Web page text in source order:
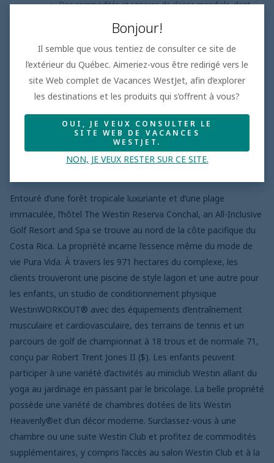
Des commodités et services de classe mondiale, dont
Inclusions de l'hôtel
Aperçu de la propriété Plans repas
Aperçu de la propriété
Entouré d’une forêt tropicale luxuriante et d’une plage
immaculée, l’hôtel The Westin Reserva Conchal, an All-Inclusive
Golf Resort and Spa se trouve au nord de la côte pacifique du
Costa Rica. La propriété incarne l’essence même du mode de
vie Pura Vida. À travers les 971 hectares du complexe, les
clients trouveront une piscine de style lagon et une autre pour
les enfants, un studio de conditionnement physique
WestinWORKOUT® avec des équipements d’entraînement
musculaire et cardiovasculaire, des terrains de tennis et un
parcours de golf de championnat à 18 trous et de normale 71,
conçu par Robert Trent Jones II ($). Les enfants peuvent
participer à une variété d’activités au miniclub Westin allant du
yoga au jardinage en passant par le bricolage. La belle propriété
possède une variété de chambres dotées de lits Westin
Heavenly®et d’un décor moderne. Surclassez-vous à une
chambre ou une suite Westin Club et profitez de commodités
supplémentaires, y compris l’accès au salon Westin Club et à la
Bonjour!
Il semble que vous tentiez de consulter ce site de
l’extérieur du Québec. Aimeriez-vous être redirigé vers le
site Web complet de Vacances WestJet, afin d’explorer
les destinations et les produits qui s’offrent à vous?
OUI, JE VEUX CONSULTER LE
SITE WEB DE VACANCES
WESTJET.
NON, JE VEUX RESTER SUR CE SITE.